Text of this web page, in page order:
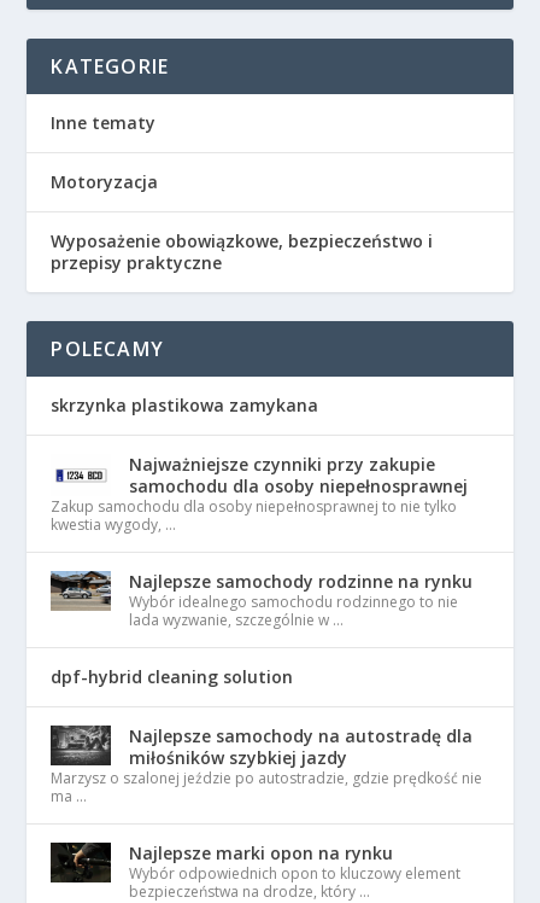
KATEGORIE
Inne tematy
Motoryzacja
Wyposażenie obowiązkowe, bezpieczeństwo i
przepisy praktyczne
POLECAMY
skrzynka plastikowa zamykana
Najważniejsze czynniki przy zakupie
samochodu dla osoby niepełnosprawnej
Zakup samochodu dla osoby niepełnosprawnej to nie tylko
kwestia wygody, …
Najlepsze samochody rodzinne na rynku
Wybór idealnego samochodu rodzinnego to nie
lada wyzwanie, szczególnie w …
dpf-hybrid cleaning solution
Najlepsze samochody na autostradę dla
miłośników szybkiej jazdy
Marzysz o szalonej jeździe po autostradzie, gdzie prędkość nie
ma …
Najlepsze marki opon na rynku
Wybór odpowiednich opon to kluczowy element
bezpieczeństwa na drodze, który …